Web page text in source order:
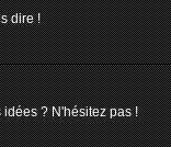
dire !
? N'hésitez pas !